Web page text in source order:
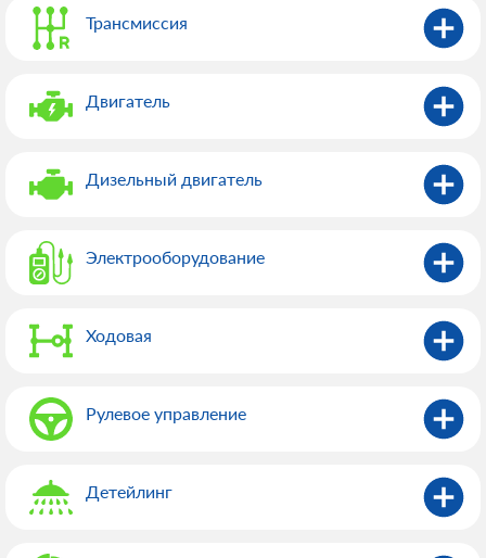
Трансмиссия
Двигатель
Дизельный двигатель
Электрооборудованиe
Ходовая
Рулевое управление
Детейлинг